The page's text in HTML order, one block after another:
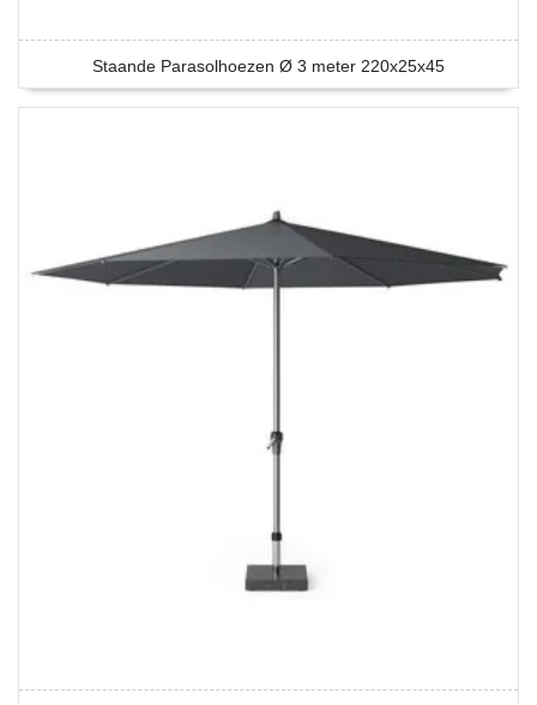
Staande Parasolhoezen Ø 3 meter 220x25x45